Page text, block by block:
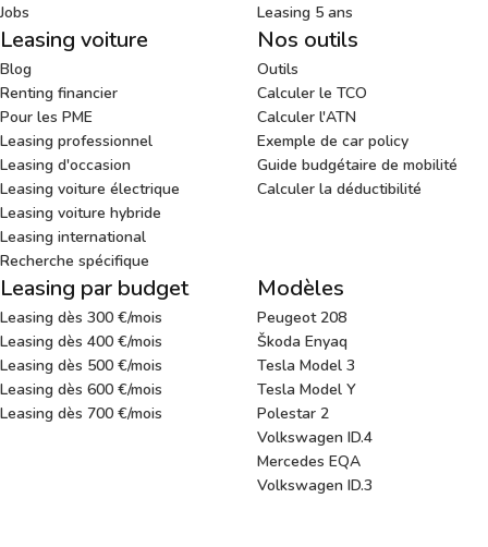
Jobs
Leasing 5 ans
Leasing voiture
Blog
Renting financier
Pour les PME
Leasing professionnel
Leasing d'occasion
Leasing voiture électrique
Leasing voiture hybride
Leasing international
Recherche spécifique
Nos outils
Outils
Calculer le TCO
Calculer l'ATN
Exemple de car policy
Guide budgétaire de mobilité
Calculer la déductibilité
Leasing par budget
Leasing dès 300 €/mois
Leasing dès 400 €/mois
Leasing dès 500 €/mois
Leasing dès 600 €/mois
Leasing dès 700 €/mois
Modèles
Peugeot 208
Škoda Enyaq
Tesla Model 3
Tesla Model Y
Polestar 2
Volkswagen ID.4
Mercedes EQA
Volkswagen ID.3